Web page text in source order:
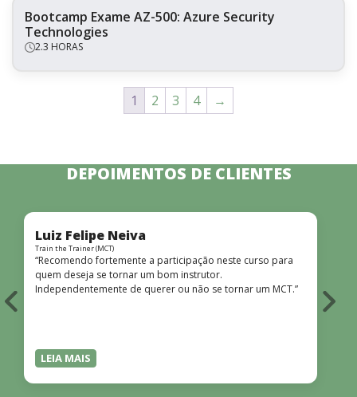
Bootcamp Exame AZ-500: Azure Security
Technologies
2.3 HORAS
1 2 3 4 →
DEPOIMENTOS DE CLIENTES
Luiz Felipe Neiva
Train the Trainer (MCT)
“Recomendo fortemente a participação neste curso para
quem deseja se tornar um bom instrutor.
Independentemente de querer ou não se tornar um MCT.”
LEIA MAIS